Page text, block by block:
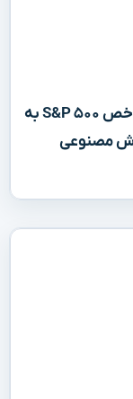
پیش‌بینی جدید جی‌پی مورگان: صعود شاخص S&P ۵۰۰ به